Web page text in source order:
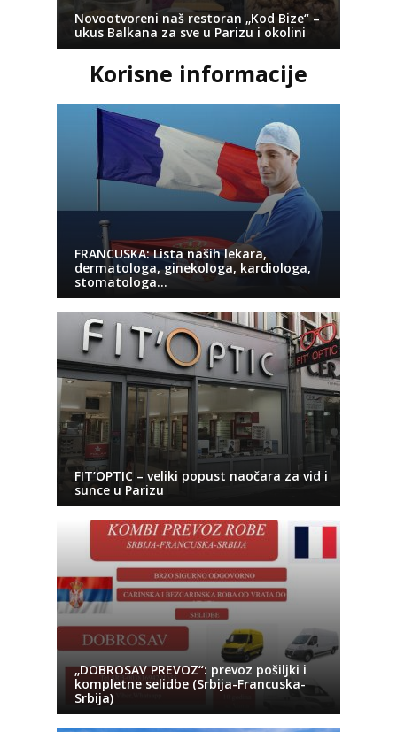
Novootvoreni naš restoran „Kod Bize“ –
ukus Balkana za sve u Parizu i okolini
Korisne informacije
FRANCUSKA: Lista naših lekara,
dermatologa, ginekologa, kardiologa,
stomatologa…
FIT’OPTIC – veliki popust naočara za vid i
sunce u Parizu
„DOBROSAV PREVOZ“: prevoz pošiljki i
kompletne selidbe (Srbija-Francuska-
Srbija)